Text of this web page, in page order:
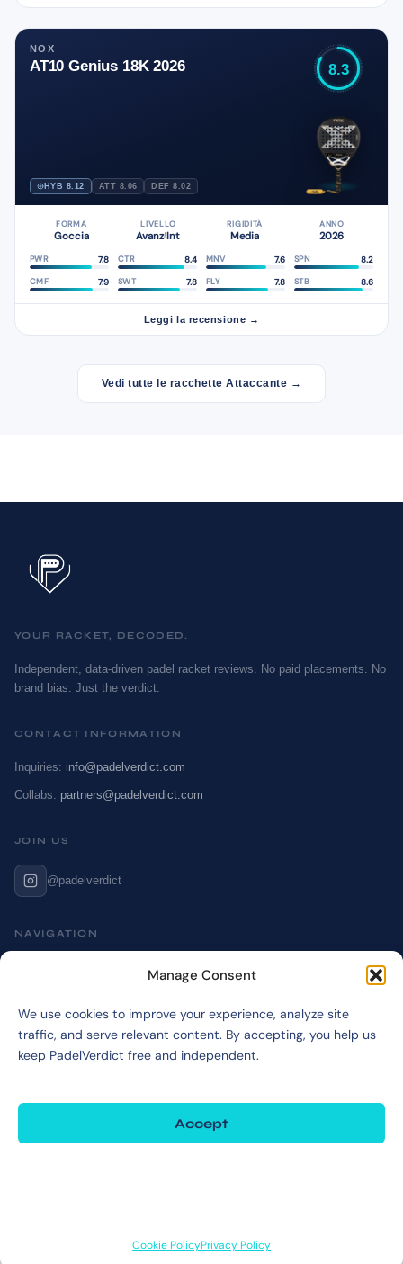
Manage Consent
We use cookies to improve your experience, analyze site
traffic, and serve relevant content. By accepting, you help us
keep PadelVerdict free and independent.
Accept
Cookie PolicyPrivacy Policy
NOX
AT10 Genius 18K 2026
HYB 8.12 ATT 8.06 DEF 8.02
8.3
FORMA
Goccia
LIVELLO
Avanz/Int
RIGIDITÀ
Media
ANNO
2026
PWR 7.8 CTR 8.4 MNV 7.6 SPN 8.2
CMF 7.9 SWT 7.8 PLY 7.8 STB 8.6
Leggi la recensione →
Vedi tutte le racchette Attaccante →
YOUR RACKET, DECODED.
Independent, data-driven padel racket reviews. No paid placements. No
brand bias. Just the verdict.
CONTACT INFORMATION
Inquiries: info@padelverdict.com
Collabs: partners@padelverdict.com
JOIN US
@padelverdict
NAVIGATION
Terms & Disclaimer
Privacy Policy
PadelVerdict participates in affiliate programs. Links marked may earn a commission